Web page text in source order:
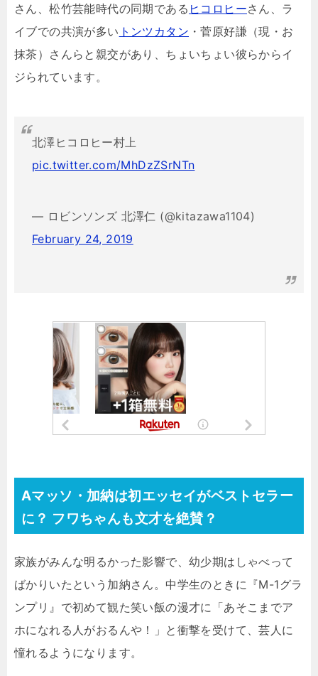
さん、松竹芸能時代の同期である ヒコロヒーさん、ラ
イブでの共演が多い トンツカタン ・菅原好謙（現・お
抹茶）さんらと親交があり、ちょいちょい彼らからイ
ジられています。
北澤ヒコロヒー村上
pic.twitter.com/MhDzZSrNTn
— ロビンソンズ 北澤仁 (@kitazawa1104)
February 24, 2019
Aマッソ・加納は初エッセイがベストセラー
に？ フワちゃんも文才を絶賛？
家族がみんな明るかった影響で、幼少期はしゃべって
ばかりいたという加納さん。中学生のときに『M-1グラ
ンプリ』で初めて観た笑い飯の漫才に「あそこまでア
ホになれる人がおるんや！」と衝撃を受けて、芸人に
憧れるようになります。